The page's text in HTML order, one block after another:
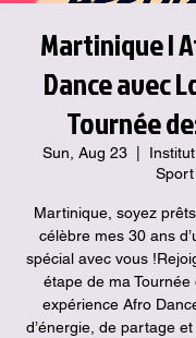
Martinique |
Dance avec
Tournée
Sun, Aug 23
Sport
Martinique, soyez
célèbre mes 30 ans
spécial avec vous
étape de ma
expérience Afro
d’énergie, de partage